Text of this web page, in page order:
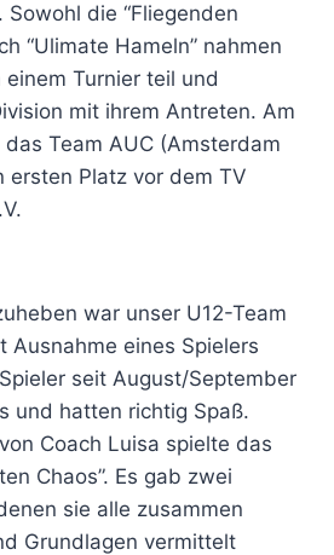
die “Fliegenden
“Ulimate Hameln” nahmen
Turnier teil und
mit ihrem Antreten. Am
Team AUC (Amsterdam
ersten Platz vor dem TV
war unser U12-Team
Ausnahme eines Spielers
seit August/September
und hatten richtig Spaß.
Coach Luisa spielte das
Chaos”. Es gab zwei
sie alle zusammen
Grundlagen vermittelt